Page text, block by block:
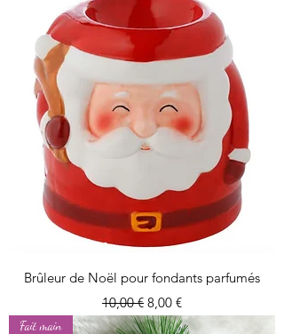
Brûleur de Noël pour fondants parfumés
Prix original
10,00 € Prix promotionnel
8,00 €
Fait main